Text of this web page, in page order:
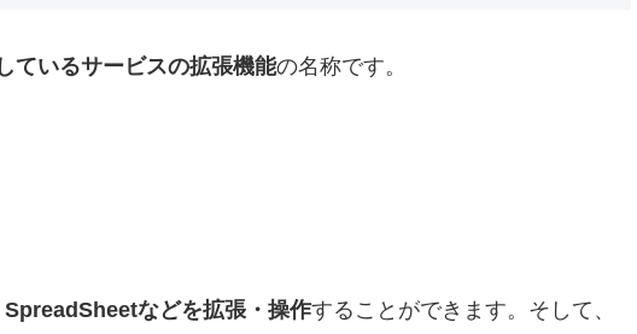
ているサービスの拡張機能の名称です。
などを拡張・操作することができます。そして、